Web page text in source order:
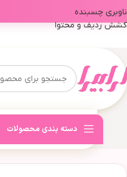
ناوبری چسبنده
کشش ردیف و محتوا
دسته بندی محصولات